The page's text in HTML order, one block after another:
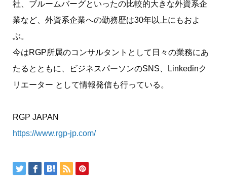
社、ブルームバーグといったの比較的大きな外資系企
業など、外資系企業への勤務歴は30年以上にもおよ
ぶ。
今はRGP所属のコンサルタントとして日々の業務にあ
たるとともに、ビジネスパーソンのSNS、Linkedinク
リエーター として情報発信も行っている。
RGP JAPAN
https://www.rgp-jp.com/